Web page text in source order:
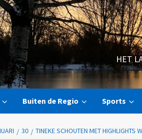
HET
Buiten de Regio Sports
30 TINEKE SCHOUTEN MET HIGHLIGHTS